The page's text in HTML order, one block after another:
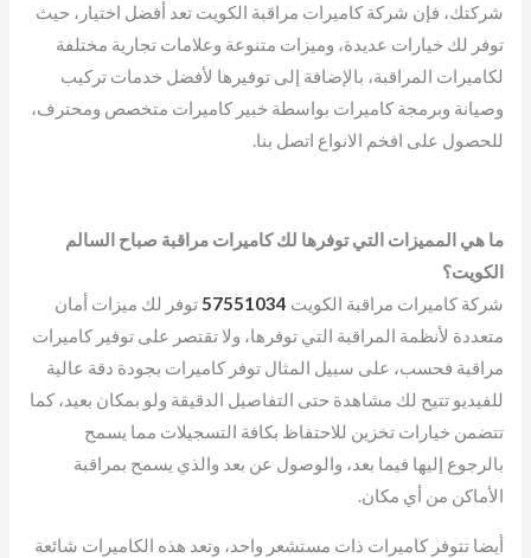
شركتك، فإن شركة كاميرات مراقبة الكويت تعد أفضل اختيار، حيث
توفر لك خيارات عديدة، وميزات متنوعة وعلامات تجارية مختلفة
لكاميرات المراقبة، بالإضافة إلى توفيرها لأفضل خدمات تركيب
وصيانة وبرمجة كاميرات بواسطة خبير كاميرات متخصص ومحترف،
للحصول على افخم الانواع اتصل بنا.
ما هي المميزات التي توفرها لك كاميرات مراقبة صباح السالم
الكويت؟
شركة كاميرات مراقبة الكويت 57551034توفر لك ميزات أمان
متعددة لأنظمة المراقبة التي توفرها، ولا تقتصر على توفير كاميرات
مراقبة فحسب، على سبيل المثال توفر كاميرات بجودة دقة عالية
للفيديو تتيح لك مشاهدة حتى التفاصيل الدقيقة ولو بمكان بعيد، كما
تتضمن خيارات تخزين للاحتفاظ بكافة التسجيلات مما يسمح
بالرجوع إليها فيما بعد، والوصول عن بعد والذي يسمح بمراقبة
الأماكن من أي مكان.
أيضا تتوفر كاميرات ذات مستشعر واحد، وتعد هذه الكاميرات شائعة